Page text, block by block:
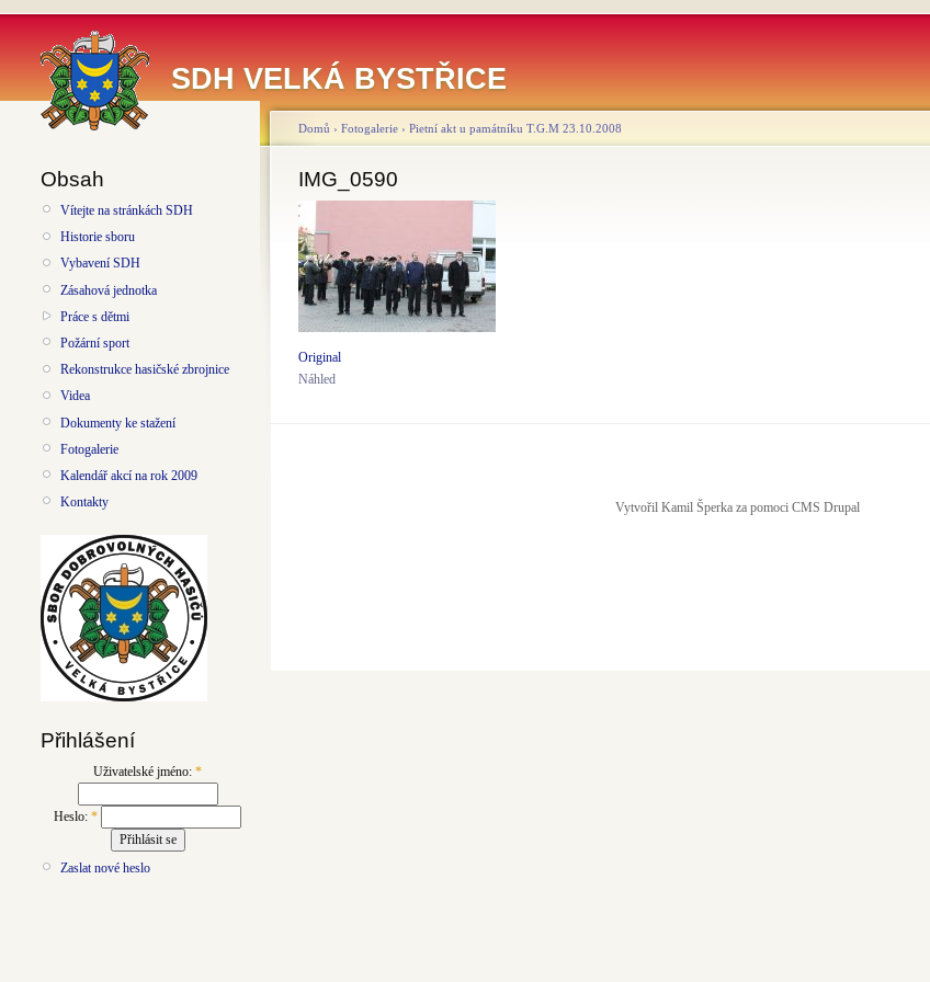
SDH VELKÁ BYSTŘICE
Obsah
Vítejte na stránkách SDH
Historie sboru
Vybavení SDH
Zásahová jednotka
Práce s dětmi
Požární sport
Rekonstrukce hasičské zbrojnice
Videa
Dokumenty ke stažení
Fotogalerie
Kalendář akcí na rok 2009
Kontakty
Přihlášení
Uživatelské jméno: *
Heslo: *
Zaslat nové heslo
Domů › Fotogalerie › Pietní akt u památníku T.G.M 23.10.2008
IMG_0590
Original
Náhled
Vytvořil Kamil Šperka za pomoci CMS Drupal